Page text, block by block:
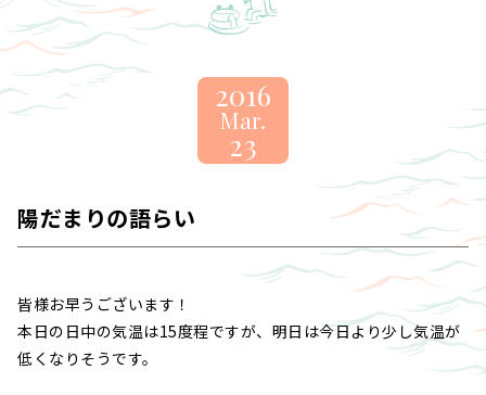
2016
Mar.
23
陽だまりの語らい
皆様お早うございます！
本日の日中の気温は15度程ですが、明日は今日より少し気温が
低くなりそうです。